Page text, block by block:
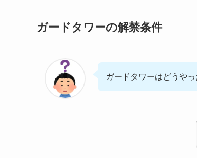
ガードタワーの解禁条件
ガードタワーはどうや